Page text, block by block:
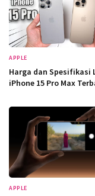
APPLE
Harga dan Spesifikasi
iPhone 15 Pro Max
APPLE